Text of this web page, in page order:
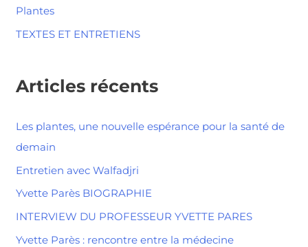
Plantes
TEXTES ET ENTRETIENS
Articles récents
Les plantes, une nouvelle espérance pour la santé de
demain
Entretien avec Walfadjri
Yvette Parès BIOGRAPHIE
INTERVIEW DU PROFESSEUR YVETTE PARES
Yvette Parès : rencontre entre la médecine